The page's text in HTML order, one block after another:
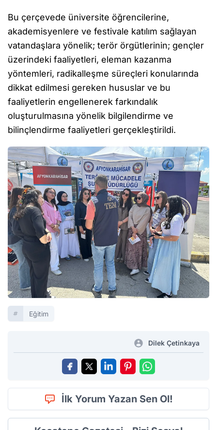
Bu çerçevede üniversite öğrencilerine,
akademisyenlere ve festivale katılım sağlayan
vatandaşlara yönelik; terör örgütlerinin; gençler
üzerindeki faaliyetleri, eleman kazanma
yöntemleri, radikalleşme süreçleri konularında
dikkat edilmesi gereken hususlar ve bu
faaliyetlerin engellenerek farkındalık
oluşturulmasına yönelik bilgilendirme ve
bilinçlendirme faaliyetleri gerçekleştirildi.
Eğitim
Dilek Çetinkaya
İlk Yorum Yazan Sen Ol!